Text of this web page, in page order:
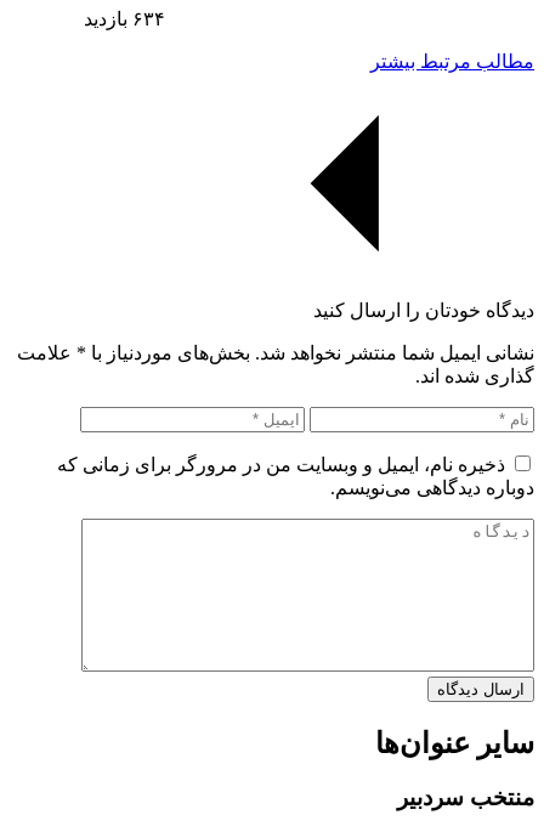
۶۳۴ بازدید
مطالب مرتبط بیشتر
دیدگاه خودتان را ارسال کنید
نشانی ایمیل شما منتشر نخواهد شد. بخش‌های موردنیاز با * علامت
گذاری شده اند.
ذخیره نام، ایمیل و وبسایت من در مرورگر برای زمانی که
دوباره دیدگاهی می‌نویسم.
سایر عنوان‌ها
منتخب سردبیر